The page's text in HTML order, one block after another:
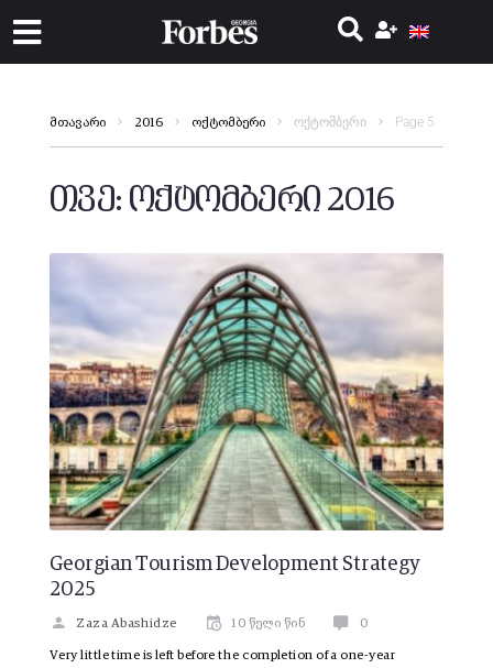
მთავარი 2016 ოქტომბერი ოქტომბერი Page 5
თვე: ოქტომბერი 2016
Georgian Tourism Development Strategy
2025
Zaza Abashidze 10 წელი წინ 0
Very little time is left before the completion of a one-year